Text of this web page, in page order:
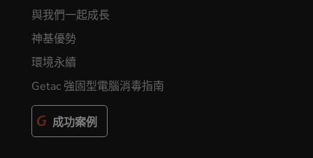
與我們一起成長
神基優勢
環境永續
Getac 強固型電腦消毒指南
成功案例